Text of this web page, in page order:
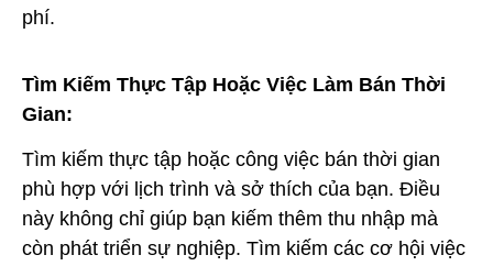
phí.
Tìm Kiếm Thực Tập Hoặc Việc Làm Bán Thời
Gian:
Tìm kiếm thực tập hoặc công việc bán thời gian
phù hợp với lịch trình và sở thích của bạn. Điều
này không chỉ giúp bạn kiếm thêm thu nhập mà
còn phát triển sự nghiệp. Tìm kiếm các cơ hội việc